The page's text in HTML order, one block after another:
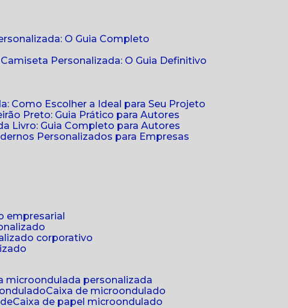
O Guia Completo
Camiseta Personalizada: O Guia Definitivo
Como Escolher a Ideal para Seu Projeto
Preto: Guia Prático para Autores
Livro: Guia Completo para Autores
Personalizados para Empresas
empresarial
corporativo
microondulada personalizada
caixa de microondulado
caixa de papel microondulado